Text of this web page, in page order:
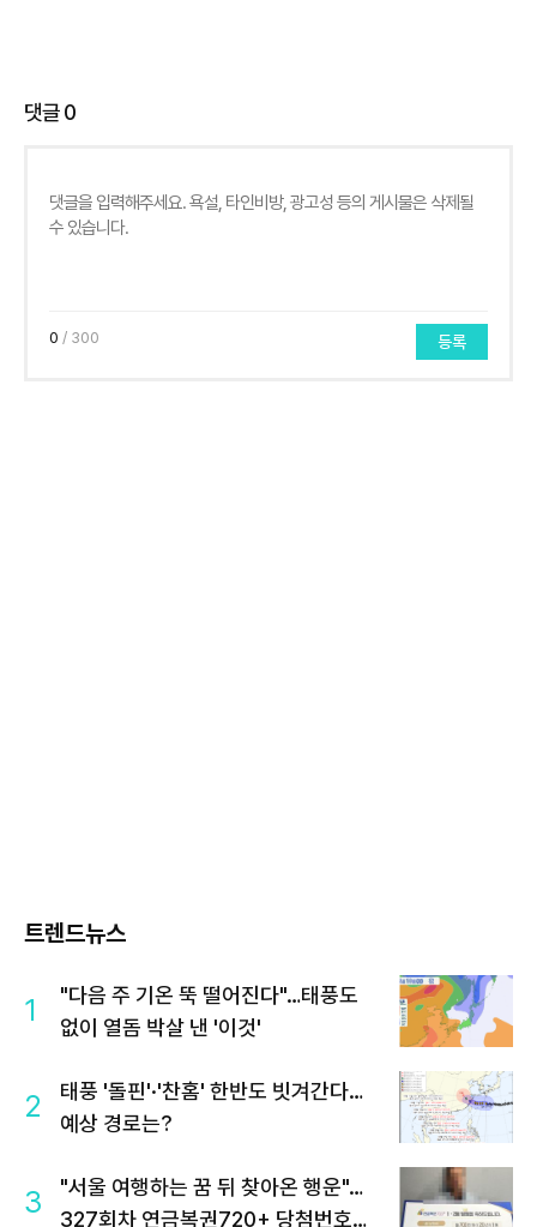
댓글0
0 / 300 등록
트렌드뉴스
1
"다음 주 기온 뚝 떨어진다"…태풍도
없이 열돔 박살 낸 '이것'
2
태풍 '돌핀'·'찬홈' 한반도 빗겨간다…
예상 경로는?
3
"서울 여행하는 꿈 뒤 찾아온 행운"…
327회차 연금복권720+ 당첨번호조